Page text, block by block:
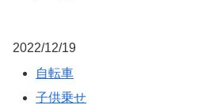
2022/12/19
自転車
子供乗せ